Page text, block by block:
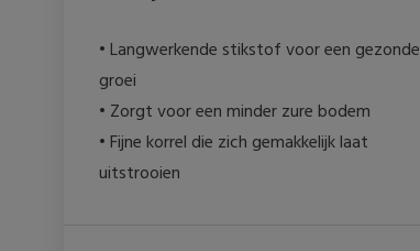
• Langwerkende stikstof voor een gezonde
groei
• Zorgt voor een minder zure bodem
• Fijne korrel die zich gemakkelijk laat
uitstrooien